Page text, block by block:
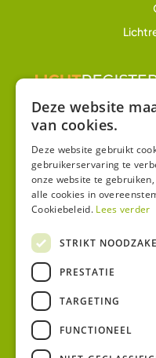
Deze website
van cookies.
Deze website gebruikt
gebruikerservaring te
onze website te
alle cookies in
Cookiebeleid. Lees verder
STRIKT
PRESTATIE
TARGETING
FUNCTIONEEL